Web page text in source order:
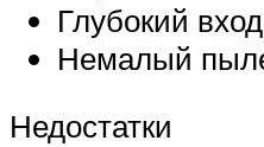
Глубокий
Немалый
Недостатки